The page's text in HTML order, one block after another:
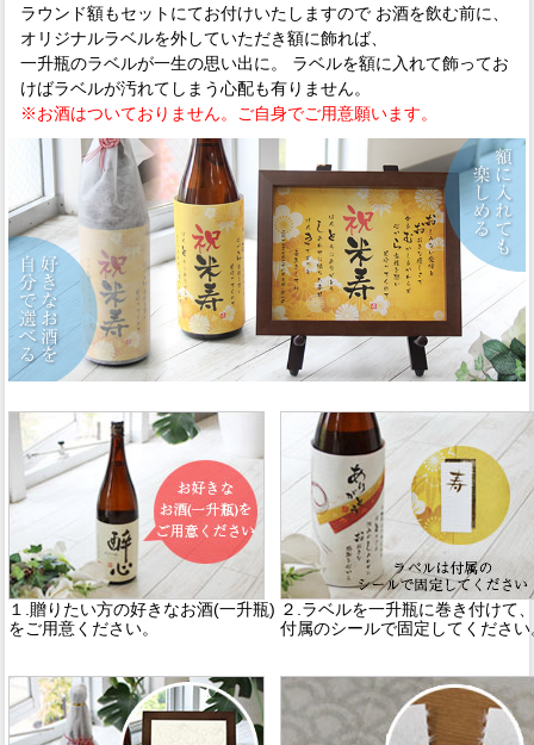
ラウンド額もセットにてお付けいたしますので お酒を飲む前に、
オリジナルラベルを外していただき額に飾れば、
一升瓶のラベルが一生の思い出に。 ラベルを額に入れて飾ってお
けばラベルが汚れてしまう心配も有りません。
※お酒はついておりません。ご自身でご用意願います。
１.贈りたい方の好きなお酒(一升瓶)
をご用意ください。
２.ラベルを一升瓶に巻き付けて、
付属のシールで固定してください